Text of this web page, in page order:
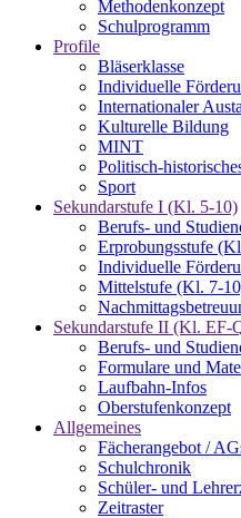
Methodenkonzept
Schulprogramm
Profile
Bläserklasse
Individuelle
Internationaler
Kulturelle Bildung
MINT
Politisch-
Sport
Sekundarstufe I (Kl. 5-10)
Berufs- und
Erprobungsstufe
Individuelle
Mittelstufe (Kl. 7-
Sekundarstufe II (Kl. EF-
Berufs- und
Formulare und
Laufbahn-Infos
Oberstufenkonzept
Allgemeines
Fächerangebot /
Schulchronik
Schüler- und
Zeitraster